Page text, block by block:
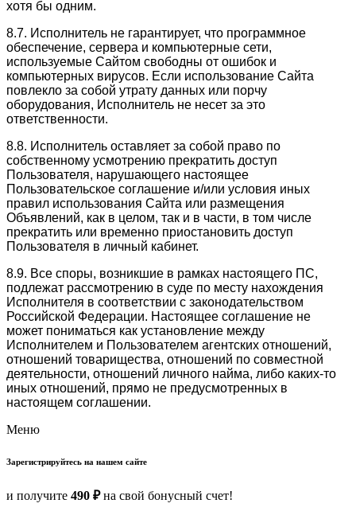
хотя бы одним.
8.7. Исполнитель не гарантирует, что программное
обеспечение, сервера и компьютерные сети,
используемые Сайтом свободны от ошибок и
компьютерных вирусов. Если использование Сайта
повлекло за собой утрату данных или порчу
оборудования, Исполнитель не несет за это
ответственности.
8.8. Исполнитель оставляет за собой право по
собственному усмотрению прекратить доступ
Пользователя, нарушающего настоящее
Пользовательское соглашение и/или условия иных
правил использования Сайта или размещения
Объявлений, как в целом, так и в части, в том числе
прекратить или временно приостановить доступ
Пользователя в личный кабинет.
8.9. Все споры, возникшие в рамках настоящего ПС,
подлежат рассмотрению в суде по месту нахождения
Исполнителя в соответствии с законодательством
Российской Федерации. Настоящее соглашение не
может пониматься как установление между
Исполнителем и Пользователем агентских отношений,
отношений товарищества, отношений по совместной
деятельности, отношений личного найма, либо каких-то
иных отношений, прямо не предусмотренных в
настоящем соглашении.
Меню
Зарегистрируйтесь на нашем сайте
и получите 490 ₽на свой бонусный счет!